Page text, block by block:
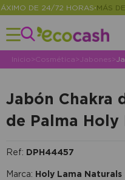
DE 24/72 HORAS•MÁS DE
Inicio>Cosmética> Jabones >
Jabón Chakra
de Palma Holy
Ref: DPH44457
Marca: Holy Lama Naturals